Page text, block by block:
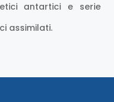
antartici e serie
assimilati.